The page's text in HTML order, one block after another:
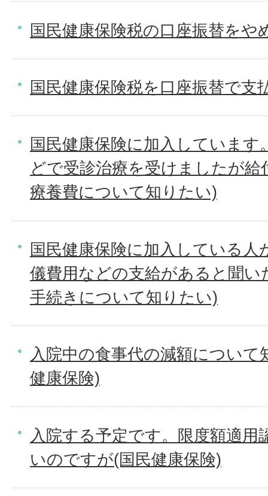
国民健康保険税の口座振替をや
国民健康保険税を口座振替で支
国民健康保険に加入しています
どで受診治療を受けましたが
療養費について知りたい)
国民健康保険に加入している
儀費用などの支給があると聞
手続きについて知りたい)
入院中の食事代の減額につい
健康保険)
入院する予定です。限度額適用
いのですが(国民健康保険)